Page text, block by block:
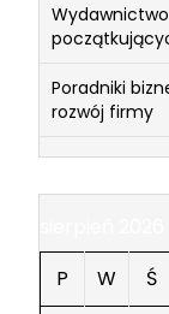
Poradniki
rozwój firmy
P
W Ś